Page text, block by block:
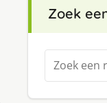
Zoek
Zoeken
naar: